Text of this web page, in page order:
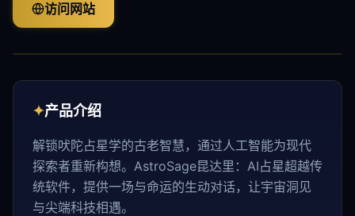
访问网站
✦产品介绍
解锁吠陀占星学的古老智慧，通过人工智能为现代
探索者重新构想。AstroSage昆达里：AI占星超越传
统软件，提供一场与命运的生动对话，让宇宙洞见
与尖端科技相遇。